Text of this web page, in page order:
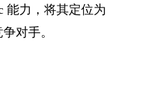
能力，将其定位为
对手。